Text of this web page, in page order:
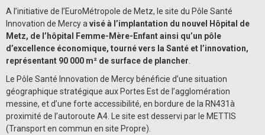
A l’initiative de l’EuroMétropole de Metz, le site du Pôle Santé
Innovation de Mercy a visé à l’implantation du nouvel Hôpital de
Metz, de l’hôpital Femme-Mère-Enfant ainsi qu’un pôle
d’excellence économique, tourné vers la Santé et l’innovation,
représentant 90 000 m² de surface de plancher
Le Pôle Santé Innovation de Mercy bénéficie d’une situation
géographique stratégique aux Portes Est de l’agglomération
messine, et d’une forte accessibilité, en bordure de la RN431à
proximité de l’autoroute A4. Le site est desservi par le METTIS
(Transport en commun en site Propre).